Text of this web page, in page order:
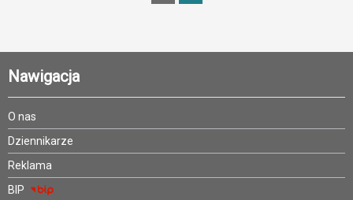
Nawigacja
O nas
Dziennikarze
Reklama
BIP